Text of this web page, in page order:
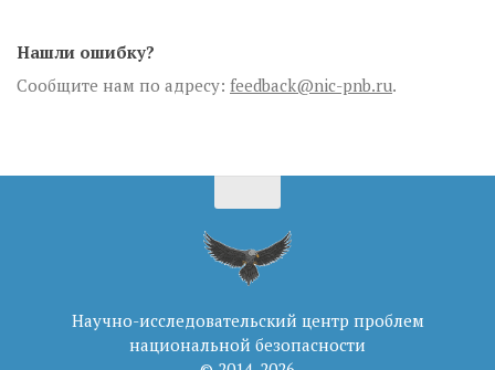
Нашли ошибку?
Сообщите нам по адресу: feedback@nic-pnb.ru.
Научно-исследовательский центр проблем
национальной безопасности